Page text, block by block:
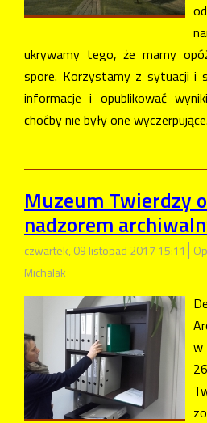
ukrywamy tego, że mamy
spore. Korzystamy z sytuacji i
informacje i opublikować
choćby nie były one wyczerpujące.
Muzeum Twierdzy
nadzorem
czwartek, 09 listopad 2017 15:11
Michalak
w